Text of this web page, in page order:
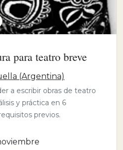
para teatro breve
(Argentina)
a escribir obras de teatro
y práctica en 6
previos.